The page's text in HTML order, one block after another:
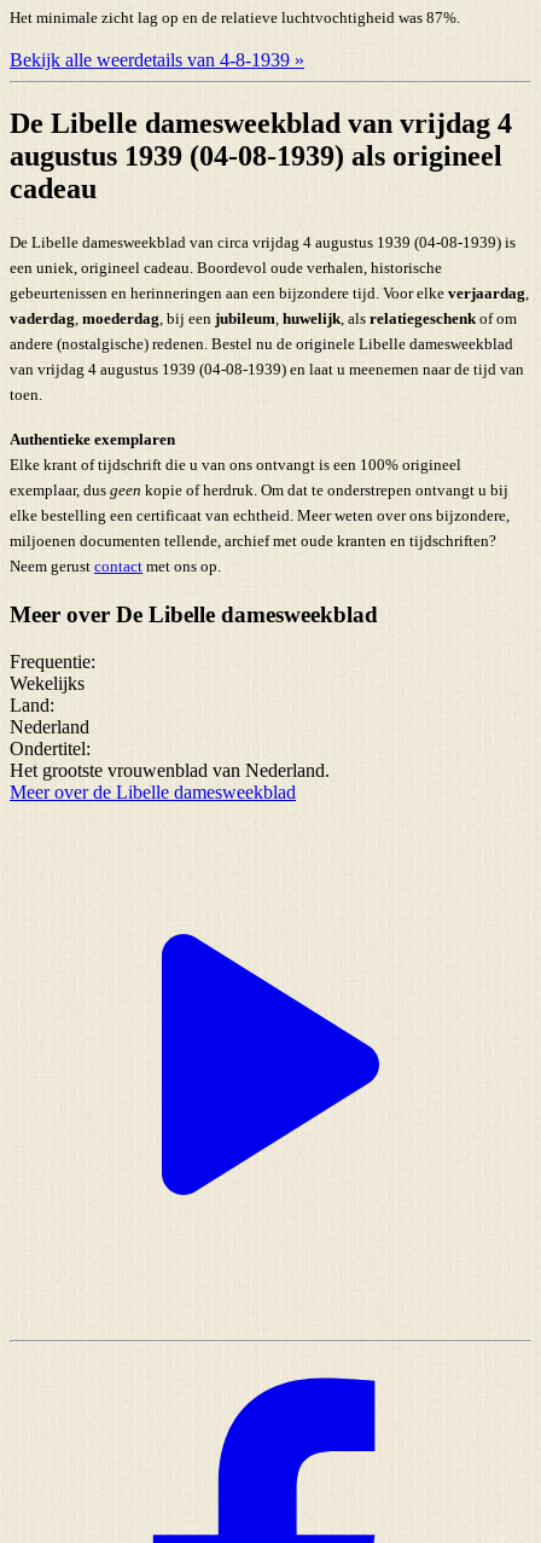
Het minimale zicht lag op en de relatieve luchtvochtigheid was 87%.
Bekijk alle weerdetails van 4-8-1939 »
De Libelle damesweekblad van vrijdag 4
augustus 1939 (04-08-1939) als origineel
cadeau
De Libelle damesweekblad van circa vrijdag 4 augustus 1939 (04-08-1939) is
een uniek, origineel cadeau. Boordevol oude verhalen, historische
gebeurtenissen en herinneringen aan een bijzondere tijd. Voor elke verjaardag,
vaderdag, moederdag, bij een jubileum, huwelijk, als relatiegeschenkof om
andere (nostalgische) redenen. Bestel nu de originele Libelle damesweekblad
van vrijdag 4 augustus 1939 (04-08-1939) en laat u meenemen naar de tijd van
toen.
Authentieke exemplaren
Elke krant of tijdschrift die u van ons ontvangt is een 100% origineel
exemplaar, dus geen kopie of herdruk. Om dat te onderstrepen ontvangt u bij
elke bestelling een certificaat van echtheid. Meer weten over ons bijzondere,
miljoenen documenten tellende, archief met oude kranten en tijdschriften?
Neem gerust contact met ons op.
Meer over De Libelle damesweekblad
Frequentie:
Wekelijks
Land:
Nederland
Ondertitel:
Het grootste vrouwenblad van Nederland.
Meer over de Libelle damesweekblad